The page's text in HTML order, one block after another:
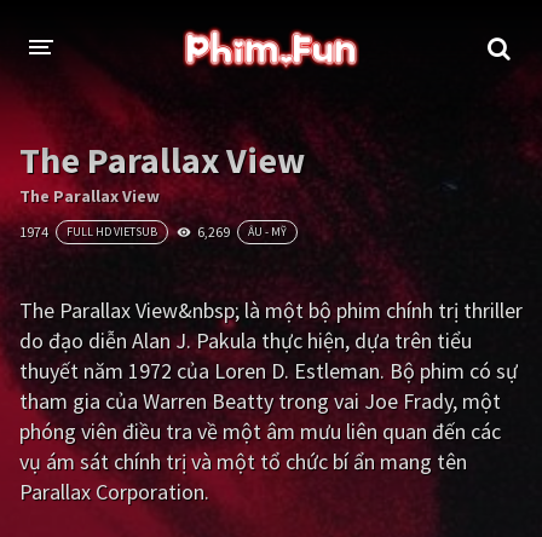
THỂ LOẠI
Thần thoại - Cổ trang Hành động
Tâm lý Chiến tranh
Kinh dị Tội phạm - Hình sự
Phiêu lưu Hài hước
Viễn tưởng Khoa học - Tài liệu
Hoạt hình
The Parallax View
The Parallax View
1974 FULL HD VIETSUB 6,269 ÂU - MỸ
The Parallax View&nbsp; là một bộ phim chính trị thriller
do đạo diễn Alan J. Pakula thực hiện, dựa trên tiểu
thuyết năm 1972 của Loren D. Estleman. Bộ phim có sự
tham gia của Warren Beatty trong vai Joe Frady, một
phóng viên điều tra về một âm mưu liên quan đến các
vụ ám sát chính trị và một tổ chức bí ẩn mang tên
Parallax Corporation.